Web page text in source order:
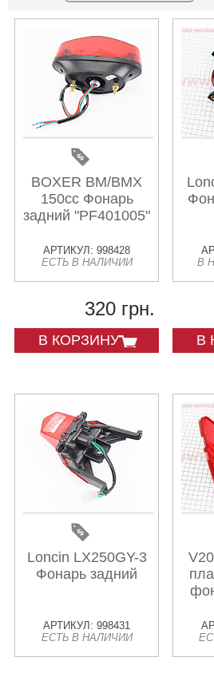
BOXER BM/BMX
150cc Фонарь
задний "PF401005"
АРТИКУЛ: 998428
ЕСТЬ В НАЛИЧИИ
320 грн.
В КОРЗИНУ
В
В
Loncin LX250GY-3
Фонарь задний
АРТИКУЛ: 998431
ЕСТЬ В НАЛИЧИИ